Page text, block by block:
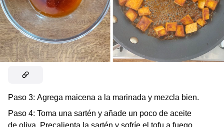
Paso 3: Agrega maicena a la marinada y mezcla bien.
Paso 4: Toma una sartén y añade un poco de aceite